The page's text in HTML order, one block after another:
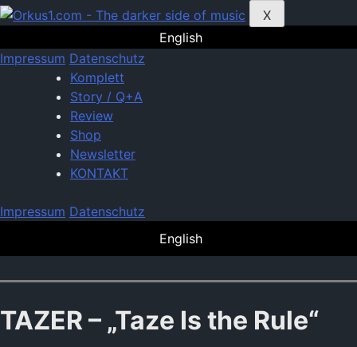
Zum
Inhalt
springen
X
English
Impressum Datenschutz
Komplett
Story / Q+A
Review
Shop
Newsletter
KONTAKT
Impressum Datenschutz
English
TAZER – „Taze Is the Rule“